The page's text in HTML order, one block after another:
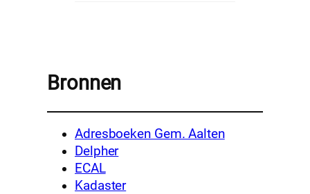
Bronnen
Adresboeken Gem. Aalten
Delpher
ECAL
Kadaster